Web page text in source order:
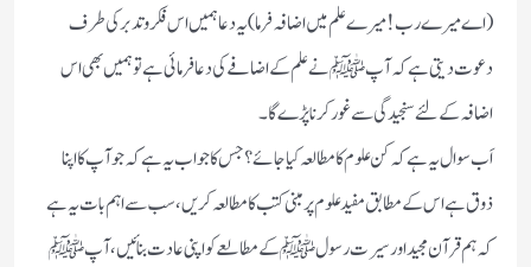
(اے میرے رب! میرے علم میں اضافہ فرما) یہ دعا ہمیں اس فکر و تدبر کی طرف
دعوت دیتی ہے کہ آپ ﷺ نے علم کے اضافے کی دعا فرمائی ہے تو ہمیں بھی اس
اضافہ کےلئے سنجیدگی سے غور کرنا پڑے گا۔
اَب سوال یہ ہے کہ کن علوم کا مطالعہ کیا جائے؟ جس کا جواب یہ ہے کہ جو آپ کا اپنا
ذوق ہے اس کے مطابق مفید علوم پر مبنی کتب کا مطالعہ کریں، سب سے اہم بات یہ ہے
کہ ہم قرآن مجید اور سیرت رسول ﷺ کے مطالعے کو اپنی عادت بنائیں، آپ ﷺ